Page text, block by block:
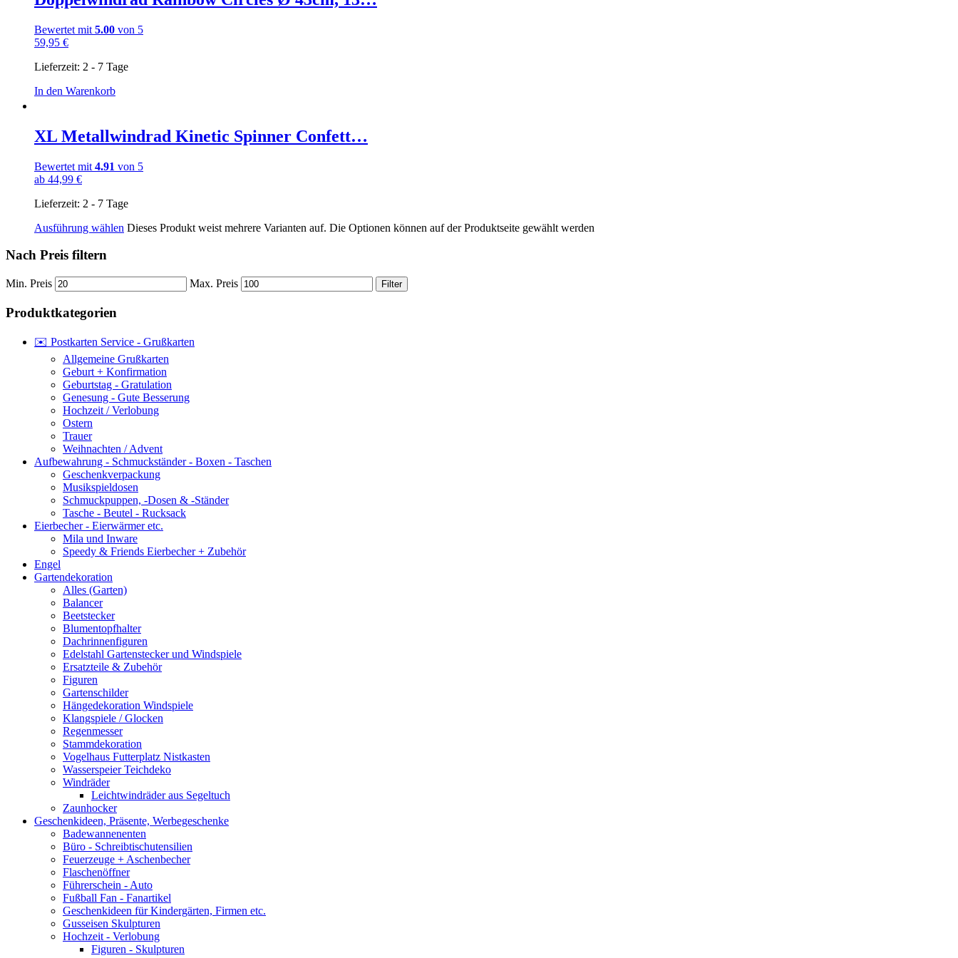
Bewertet mit 5.00 von 5
59,95 €
Lieferzeit: 2 - 7 Tage
In den Warenkorb
XL Metallwindrad Kinetic Spinner Confett…
Bewertet mit 4.91 von 5
ab 44,99 €
Lieferzeit: 2 - 7 Tage
Ausführung wählen Dieses Produkt weist mehrere Varianten auf. Die Optionen können auf der Produktseite gewählt werden
Nach Preis filtern
Min. Preis Max. Preis Filter
Produktkategorien
✉️ Postkarten Service - Grußkarten
Allgemeine Grußkarten
Geburt + Konfirmation
Geburtstag - Gratulation
Genesung - Gute Besserung
Hochzeit / Verlobung
Ostern
Trauer
Weihnachten / Advent
Aufbewahrung - Schmuckständer - Boxen - Taschen
Geschenkverpackung
Musikspieldosen
Schmuckpuppen, -Dosen & -Ständer
Tasche - Beutel - Rucksack
Eierbecher - Eierwärmer etc.
Mila und Inware
Speedy & Friends Eierbecher + Zubehör
Engel
Gartendekoration
Alles (Garten)
Balancer
Beetstecker
Blumentopfhalter
Dachrinnenfiguren
Edelstahl Gartenstecker und Windspiele
Ersatzteile & Zubehör
Figuren
Gartenschilder
Hängedekoration Windspiele
Klangspiele / Glocken
Regenmesser
Stammdekoration
Vogelhaus Futterplatz Nistkasten
Wasserspeier Teichdeko
Windräder
Leichtwindräder aus Segeltuch
Zaunhocker
Geschenkideen, Präsente, Werbegeschenke
Badewannenenten
Büro - Schreibtischutensilien
Feuerzeuge + Aschenbecher
Flaschenöffner
Führerschein - Auto
Fußball Fan - Fanartikel
Geschenkideen für Kindergärten, Firmen etc.
Gusseisen Skulpturen
Hochzeit - Verlobung
Figuren - Skulpturen